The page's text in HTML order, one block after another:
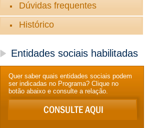
Dúvidas frequentes
Histórico
Entidades sociais habilitadas
Quer saber quais entidades sociais podem
ser indicadas no Programa? Clique no
botão abaixo e consulte a relação.